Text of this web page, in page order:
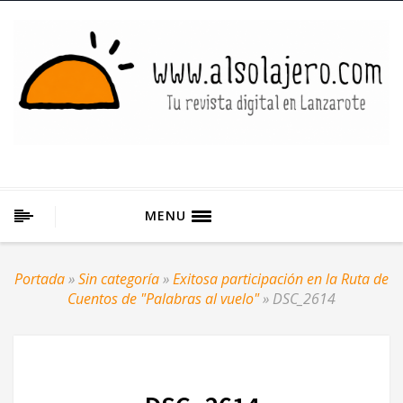
MENU
Portada»Sin categoría»Exitosa participación en la Ruta de
Cuentos de "Palabras al vuelo"» DSC_2614